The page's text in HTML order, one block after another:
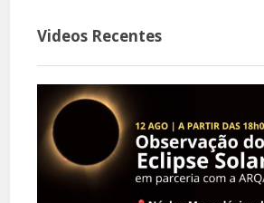
Videos Recentes